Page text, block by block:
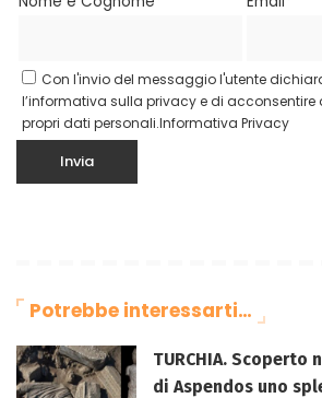
Con l'invio del messaggio l'utente
l’informativa sulla privacy e di
propri dati personali.Informativa Privacy
Potrebbe interessarti…
TURCHIA.
di Aspendos uno